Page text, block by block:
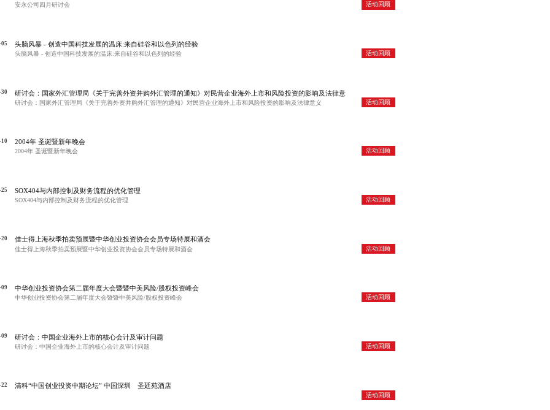
活动回顾
安永公司四月研讨会
05
活动回顾
头脑风暴 - 创造中国科技发展的温床:来自硅谷和以色列的经验
头脑风暴 - 创造中国科技发展的温床:来自硅谷和以色列的经验
30
活动回顾
研讨会：国家外汇管理局《关于完善外资并购外汇管理的通知》对民营企业海外上市和风险投资的影响及法律意
义
研讨会：国家外汇管理局《关于完善外资并购外汇管理的通知》对民营企业海外上市和风险投资的影响及法律意义
10
活动回顾
2004年 圣诞暨新年晚会
2004年 圣诞暨新年晚会
25
活动回顾
SOX404与内部控制及财务流程的优化管理
SOX404与内部控制及财务流程的优化管理
20
活动回顾
佳士得上海秋季拍卖预展暨中华创业投资协会会员专场特展和酒会
佳士得上海秋季拍卖预展暨中华创业投资协会会员专场特展和酒会
09
活动回顾
中华创业投资协会第二届年度大会暨暨中美风险/股权投资峰会
中华创业投资协会第二届年度大会暨暨中美风险/股权投资峰会
09
活动回顾
研讨会：中国企业海外上市的核心会计及审计问题
研讨会：中国企业海外上市的核心会计及审计问题
22
活动回顾
清科“中国创业投资中期论坛” 中国深圳 圣廷苑酒店